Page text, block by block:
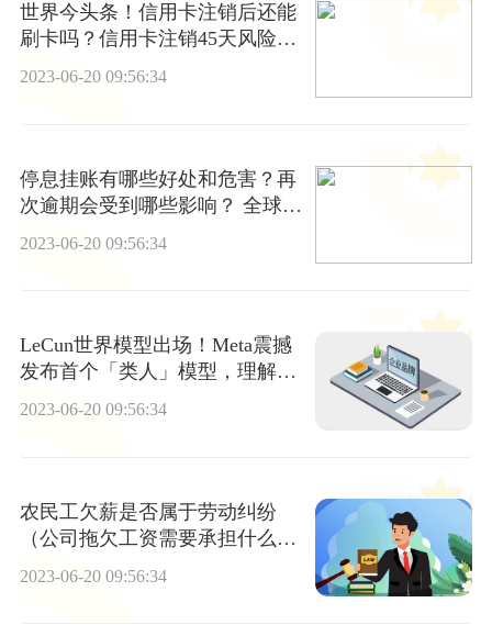
世界今头条！信用卡注销后还能
刷卡吗？信用卡注销45天风险期
什么意思？
2023-06-20 09:56:34
停息挂账有哪些好处和危害？再
次逾期会受到哪些影响？ 全球焦
2023-06-20 09:56:34
LeCun世界模型出场！Meta震撼
发布首个「类人」模型，理解世
界后补全半张图，自监督学习众
2023-06-20 09:56:34
农民工欠薪是否属于劳动纠纷
（公司拖欠工资需要承担什么法
2023-06-20 09:56:34